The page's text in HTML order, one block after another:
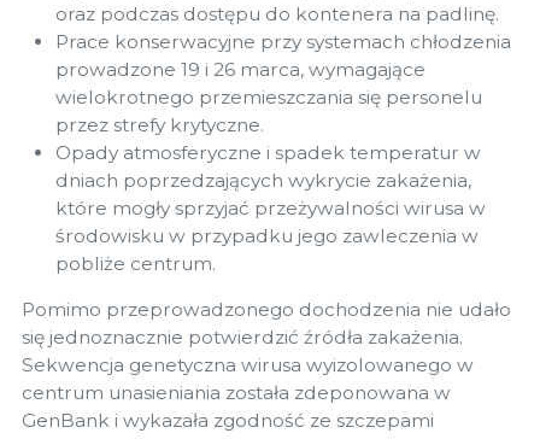
oraz podczas dostępu do kontenera na padlinę.
Prace konserwacyjne przy systemach chłodzenia
prowadzone 19 i 26 marca, wymagające
wielokrotnego przemieszczania się personelu
przez strefy krytyczne.
Opady atmosferyczne i spadek temperatur w
dniach poprzedzających wykrycie zakażenia,
które mogły sprzyjać przeżywalności wirusa w
środowisku w przypadku jego zawleczenia w
pobliże centrum.
Pomimo przeprowadzonego dochodzenia nie udało
się jednoznacznie potwierdzić źródła zakażenia.
Sekwencja genetyczna wirusa wyizolowanego w
centrum unasieniania została zdeponowana w
GenBank i wykazała zgodność ze szczepami